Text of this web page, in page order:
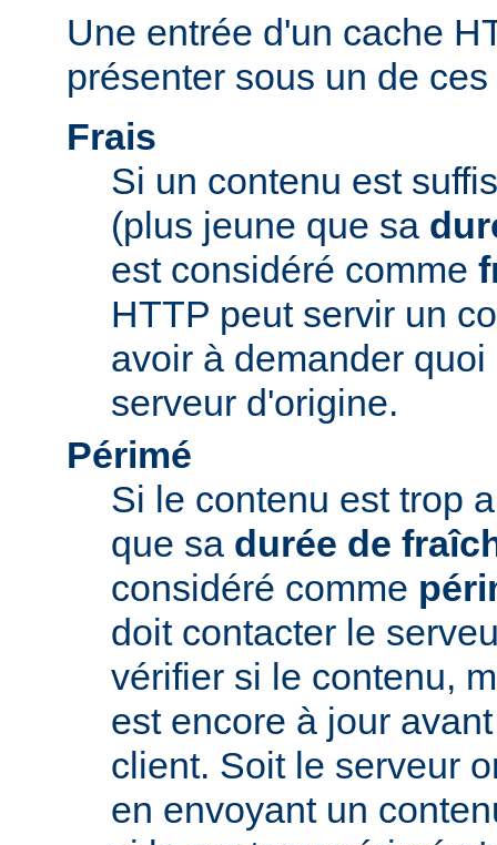
Une entrée d'un cache
présenter sous un de
Frais
Si un contenu est
(plus jeune que sa
est considéré comme
HTTP peut servir un
avoir à demander
serveur d'origine.
Périmé
Si le contenu est trop
que sa durée de
considéré comme
doit contacter le
vérifier si le contenu,
est encore à jour
client. Soit le serveur
en envoyant un